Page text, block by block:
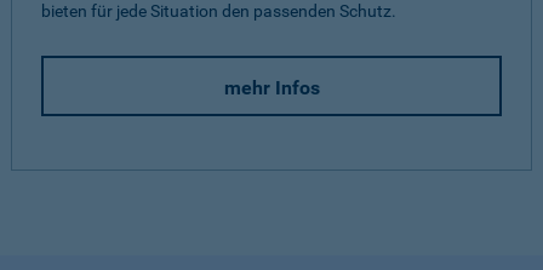
bieten für jede Situation den passenden Schutz.
mehr Infos